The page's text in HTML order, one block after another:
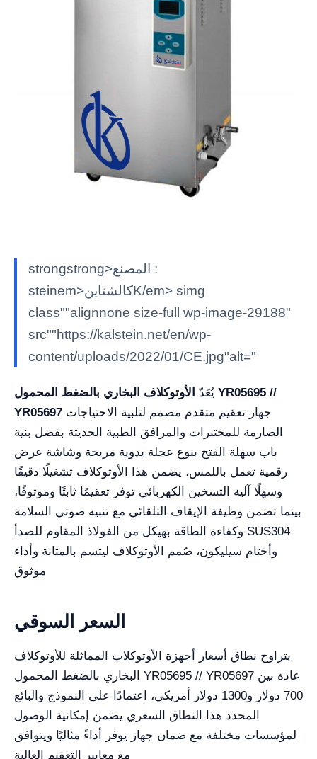
strongstrong>المصنع :
steinem>كالشتاينK/em> simg
class""alignnone size-full wp-image-29188"
src""https://kalstein.net/en/wp-
content/uploads/2022/01/CE.jpg"alt="
يُعَدّ الأوتوكلاف البخاري بالضغط المحمول YR05695 //
YR05697
الصارمة للمختبرات والمرافق الطبية الحديثة بفضل بنية
باب سهلة الفتح بنوع عجلة يدوية مريحة وشاشة عرض
رقمية تعمل باللمس، يضمن هذا الأوتوكلاف تشغيلًا دقيقًا
وسهلًا آلية التسخين الكهربائي توفر تعقيمًا ثابتًا وموثوقًا،
بينما تضمن وظيفة الإيقاف التلقائي مع تنبيه صوتي السلامة
وكفاءة الطاقة بهيكل من الفولاذ المقاوم للصدأ SUS304
وأختام سيليكون، صُمم الأوتوكلاف ليتسم بالمتانة وأداء
موثوق
السعر السوقي
يتراوح نطاق أسعار أجهزة الأوتوكلاب المماثلة للأوتوكلاف
البخاري بالضغط المحمول YR05695 // YR05697 عادة بين
700 دولار و1300 دولار أمريكي، اعتمادًا على النموذج والبائع
المحدد هذا النطاق السعري يضمن إمكانية الوصول
لمؤسسات مختلفة مع ضمان جهاز يوفر أداءً مثاليًا ويتوافق
مع معايير التعقيم العالية